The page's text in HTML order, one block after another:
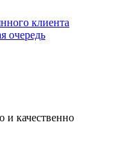
клиента
очередь
качественно